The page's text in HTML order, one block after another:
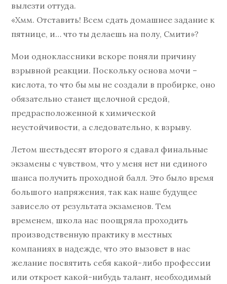
вылезти оттуда.
«Хмм. Отставить! Всем сдать домашнее задание к
пятнице, и… что ты делаешь на полу, Смити»?
Мои одноклассники вскоре поняли причину
взрывной реакции. Поскольку основа мочи –
кислота, то что бы мы не создали в пробирке, оно
обязательно станет щелочной средой,
предрасположенной к химической
неустойчивости, а следовательно, к взрыву.
Летом шестьдесят второго я сдавал финальные
экзамены с чувством, что у меня нет ни единого
шанса получить проходной балл. Это было время
большого напряжения, так как наше будущее
зависело от результата экзаменов. Тем
временем, школа нас поощряла проходить
производственную практику в местных
компаниях в надежде, что это вызовет в нас
желание посвятить себя какой-либо профессии
или откроет какой-нибудь талант, необходимый